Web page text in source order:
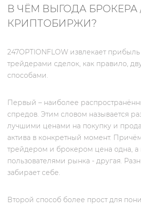
В ЧЁМ ВЫГОДА БРОКЕРА
КРИПТОБИРЖИ?
247OPTIONFLOW извлекает
трейдерами сделок, как правило,
способами.
Первый – наиболее
спредов. Этим словом называется
лучшими ценами на покупку и
актива в конкретный момент.
трейдером и брокером цена одна,
пользователями рынка - другая.
забирает себе.
Второй способ более прост для